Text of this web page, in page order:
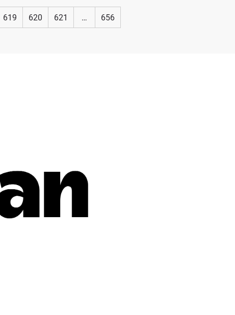
619 620 621 … 656